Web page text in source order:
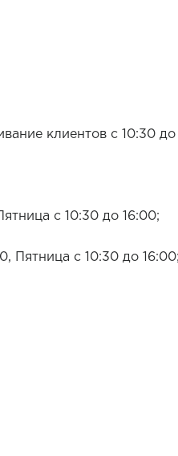
клиентов с 10:30 до
с 10:30 до 16:00;
Пятница с 10:30 до 16:00;